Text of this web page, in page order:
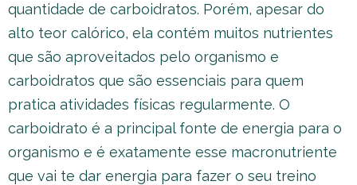
quantidade de carboidratos. Porém, apesar do
alto teor calórico, ela contém muitos nutrientes
que são aproveitados pelo organismo e
carboidratos que são essenciais para quem
pratica atividades físicas regularmente. O
carboidrato é a principal fonte de energia para o
organismo e é exatamente esse macronutriente
que vai te dar energia para fazer o seu treino